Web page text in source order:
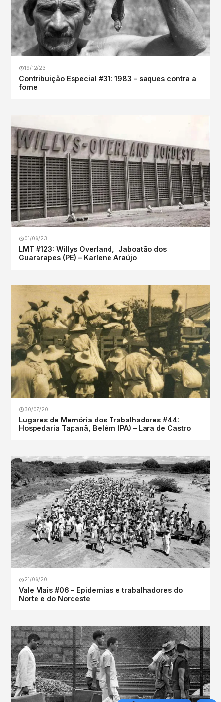
19/12/23
Contribuição Especial #31: 1983 – saques contra a
fome
01/06/23
LMT #123: Willys Overland, Jaboatão dos
Guararapes (PE) – Karlene Araújo
30/07/20
Lugares de Memória dos Trabalhadores #44:
Hospedaria Tapanã, Belém (PA) – Lara de Castro
21/06/20
Vale Mais #06 – Epidemias e trabalhadores do
Norte e do Nordeste